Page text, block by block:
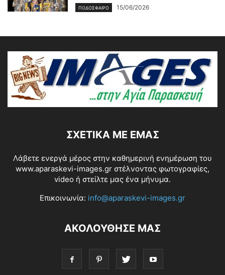
ΠΟΔΟΣΦΑΙΡΟ 15/06/2026
ΣΧΕΤΙΚΆ ΜΕ ΕΜΆΣ
Λάβετε ενεργά μέρος στην καθημερινή ενημέρωση του
www.aparaskevi-images.gr στέλνοντας φωτογραφίες,
video ή στείλτε μας ένα μήνυμα.
Επικοινωνία: info@aparaskevi-images.gr
ΑΚΟΛΟΥΘΗΣΕ ΜΑΣ